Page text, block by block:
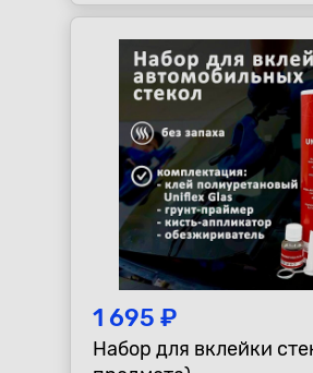
1 695 ₽
Набор для вклейки